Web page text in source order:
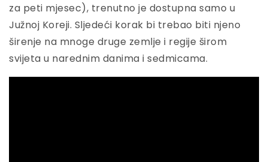
za peti mjesec), trenutno je dostupna samo u
Južnoj Koreji. Sljedeći korak bi trebao biti njeno
širenje na mnoge druge zemlje i regije širom
svijeta u narednim danima i sedmicama.